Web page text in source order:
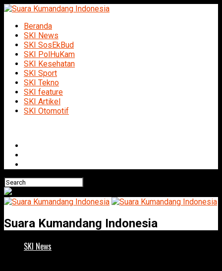
Beranda
SKI News
SKI SosEkBud
SKI PolHuKam
SKI Kesehatan
SKI Sport
SKI Tekno
SKI feature
SKI Artikel
SKI Otomotif
Suara Kumandang Indonesia
SKI News